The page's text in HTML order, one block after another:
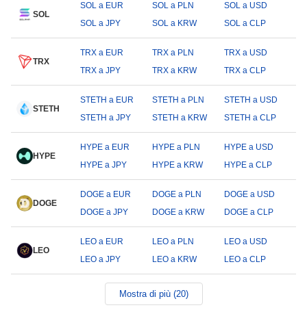
SOL
SOL a EUR SOL a PLN
SOL a USD
SOL a JPY
SOL a KRW SOL a CLP
TRX
TRX a EUR TRX a PLN
TRX a USD
TRX a JPY
TRX a KRW TRX a CLP
STETH
STETH a EUR STETH a PLN
STETH a USD
STETH a JPY
STETH a KRW STETH a CLP
HYPE
HYPE a EUR HYPE a PLN
HYPE a USD
HYPE a JPY
HYPE a KRW HYPE a CLP
DOGE
DOGE a EUR DOGE a PLN
DOGE a USD
DOGE a JPY
DOGE a KRW DOGE a CLP
LEO
LEO a EUR LEO a PLN
LEO a USD
LEO a JPY
LEO a KRW LEO a CLP
Mostra di più (20)